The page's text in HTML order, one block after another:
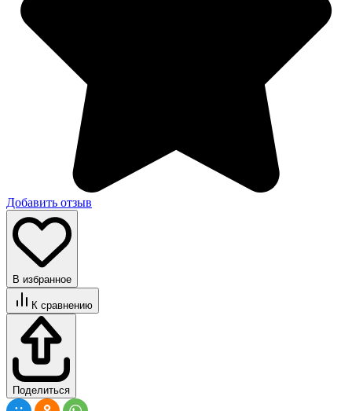
Добавить отзыв
В избранное
К сравнению
Поделиться